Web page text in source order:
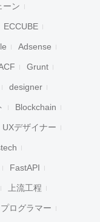
ーン
ECCUBE
Adsense
Grunt
designer
Blockchain
UXデザイナー
FastAPI
上流工程
プログラマー